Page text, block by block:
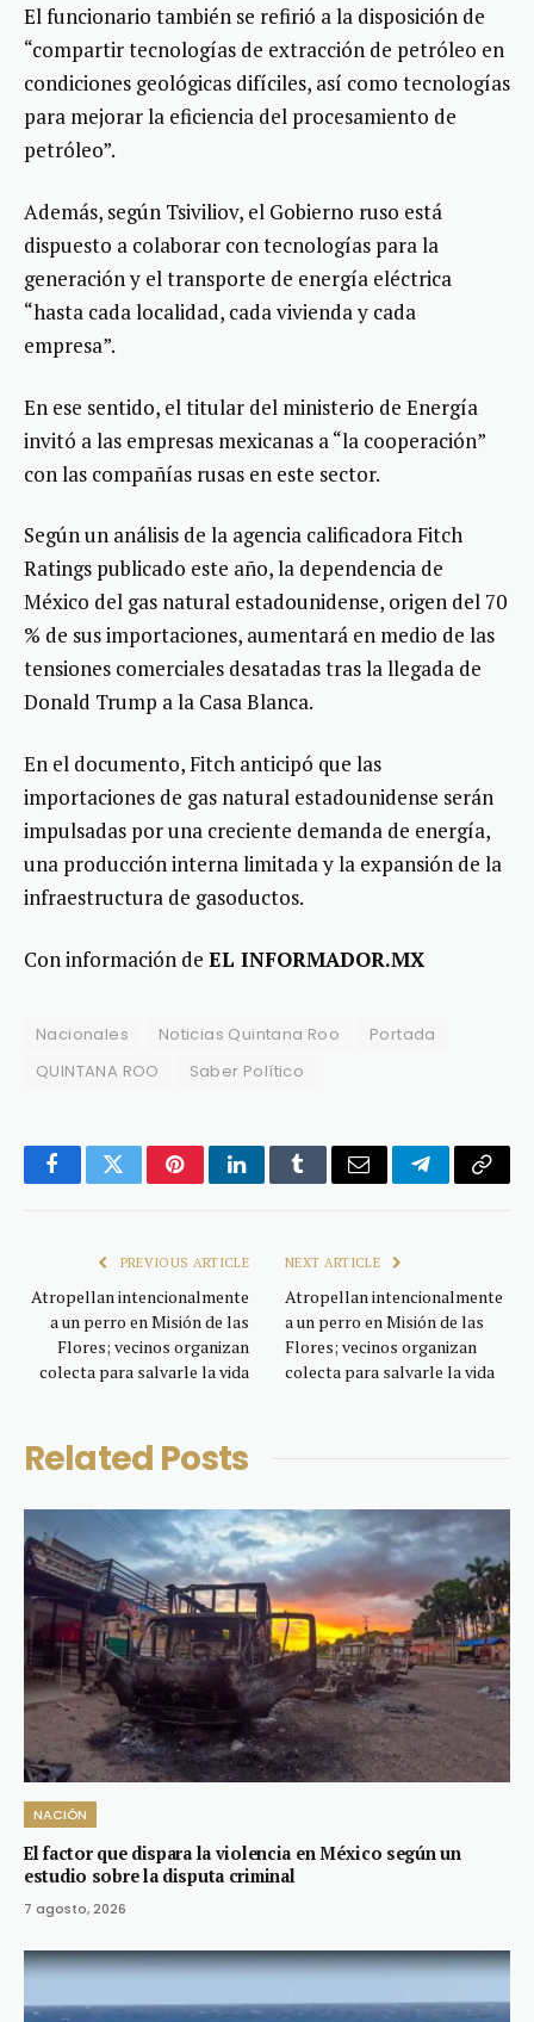
El funcionario también se refirió a la disposición de
“compartir tecnologías de extracción de petróleo en
condiciones geológicas difíciles, así como tecnologías
para mejorar la eficiencia del procesamiento de
petróleo”.
Además, según Tsiviliov, el Gobierno ruso está
dispuesto a colaborar con tecnologías para la
generación y el transporte de energía eléctrica
“hasta cada localidad, cada vivienda y cada
empresa”.
En ese sentido, el titular del ministerio de Energía
invitó a las empresas mexicanas a “la cooperación”
con las compañías rusas en este sector.
Según un análisis de la agencia calificadora Fitch
Ratings publicado este año, la dependencia de
México del gas natural estadounidense, origen del 70
% de sus importaciones, aumentará en medio de las
tensiones comerciales desatadas tras la llegada de
Donald Trump a la Casa Blanca.
En el documento, Fitch anticipó que las
importaciones de gas natural estadounidense serán
impulsadas por una creciente demanda de energía,
una producción interna limitada y la expansión de la
infraestructura de gasoductos.
Con información de EL INFORMADOR.MX
Nacionales Noticias Quintana Roo
Portada
QUINTANA ROO
Saber Político
FacebookTwitterPinterestLinkedInTumblrEmail TelegramCopy
PREVIOUS ARTICLE
Atropellan intencionalmente
a un perro en Misión de las
Flores; vecinos organizan
colecta para salvarle la vida
NEXT ARTICLE
Atropellan intencionalmente
a un perro en Misión de las
Flores; vecinos organizan
colecta para salvarle la vida
Related Posts
NACIÓN
El factor que dispara la violencia en México según un
estudio sobre la disputa criminal
7 agosto, 2026